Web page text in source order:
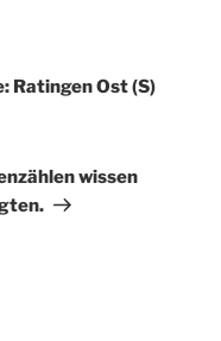
Ratingen Ost (S)
wissen